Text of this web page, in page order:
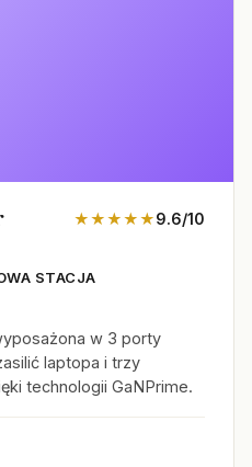
★★★★★9.6/10
STACJA
w 3 porty
laptopa i trzy
technologii GaNPrime.